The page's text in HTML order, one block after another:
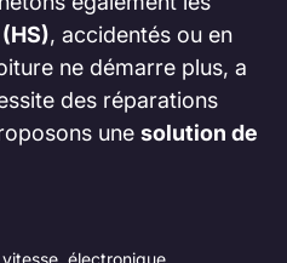
, accidentés ou en
ne démarre plus, a
des réparations
une solution de
électronique